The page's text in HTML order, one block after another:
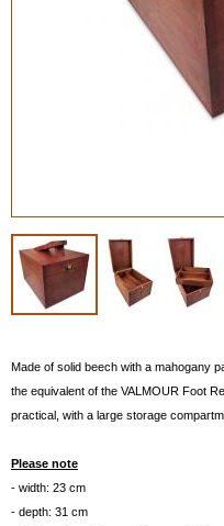
Made of solid beech with a mahogany
the equivalent of the VALMOUR Foot
practical, with a large storage
Please note
- width: 23 cm
- depth: 31 cm